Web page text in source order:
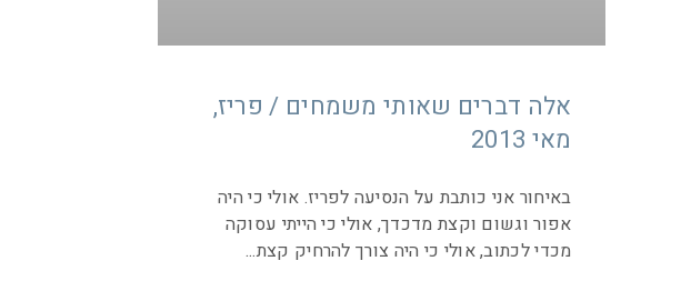
אלה דברים שאותי משמחים / פריז,
מאי 2013
באיחור אני כותבת על הנסיעה לפריז. אולי כי היה
אפור וגשום וקצת מדכדך, אולי כי הייתי עסוקה
מכדי לכתוב, אולי כי היה צורך להרחיק קצת